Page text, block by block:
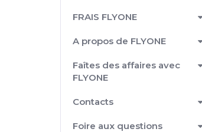
FRAIS FLYONE
A propos de FLYONE
Faîtes des affaires avec
FLYONE
Contacts
Foire aux questions